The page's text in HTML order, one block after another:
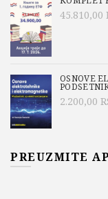
45.810,00
OSNOVE
2.200,00
PREUZMITE